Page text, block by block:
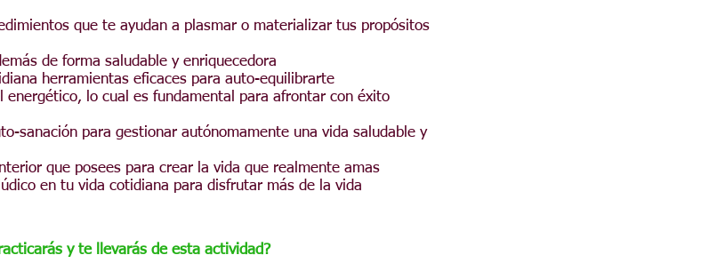
que te ayudan a plasmar o materializar tus propósitos
de forma saludable y enriquecedora
herramientas eficaces para auto-equilibrarte
lo cual es fundamental para afrontar con éxito
sanación para gestionar autónomamente una vida saludable y
que posees para crear la vida que realmente amas
en tu vida cotidiana para disfrutar más de la vida
y te llevarás de esta actividad?